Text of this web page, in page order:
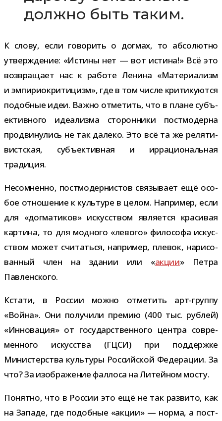
должно быть таким.
К слову, если гово­рить о дог­мах, то абсо­лютно
утвер­жде­ние: «Истины нет — вот истина!» Всё это
воз­вра­щает нас к работе Ленина «Материализм
и эмпи­рио­кри­ти­цизм», где в том числе кри­ти­ку­ются
подоб­ные идеи. Важно отме­тить, что в плане субъ­
ек­тив­ного иде­а­лизма сто­рон­ники пост­мо­дерна
про­дви­ну­лись не так далеко. Это всё та же реля­ти­
вист­ская, субъ­ек­тив­ная и ирра­ци­о­наль­ная
традиция.
Несомненно, пост­мо­дер­ни­стов свя­зы­вает ещё осо­
бое отно­ше­ние к куль­туре в целом. Например, если
для «дог­ма­ти­ков» искус­ством явля­ется кра­си­вая
кар­тина, то для мод­ного «левого» фило­софа искус­
ством может счи­таться, напри­мер, пле­вок, нари­со­
ван­ный член на зда­нии или «акции» Петра
Павленского.
Кстати, в России можно отме­тить арт-​группу
«Война». Они полу­чили пре­мию (400 тыс. руб­лей)
«Инновация» от госу­дар­ствен­ного цен­тра совре­
мен­ного искус­ства (ГЦСИ) при под­держке
Министерства куль­туры Российской Федерации. За
что? За изоб­ра­же­ние фал­лоса на Литейном мосту.
Понятно, что в России это ещё не так раз­вито, как
на Западе, где подоб­ные «акции» — норма, а пост­